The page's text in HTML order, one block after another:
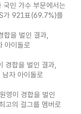
민 가수 부문에서는
가 921표(69.7%)를
합을 벌인 결과,
아이돌로
경합을 벌인 결과,
자 아이돌로
영이 경합을 벌인
고의 걸그룹 멤버로